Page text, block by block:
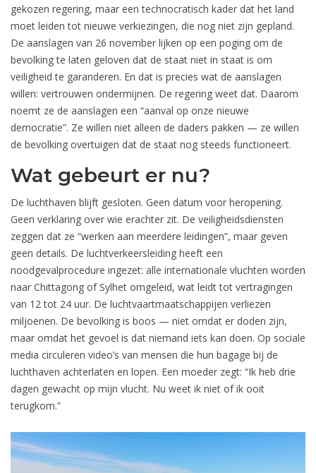
gekozen regering, maar een technocratisch kader dat het land
moet leiden tot nieuwe verkiezingen, die nog niet zijn gepland.
De aanslagen van 26 november lijken op een poging om de
bevolking te laten geloven dat de staat niet in staat is om
veiligheid te garanderen. En dat is precies wat de aanslagen
willen: vertrouwen ondermijnen. De regering weet dat. Daarom
noemt ze de aanslagen een “aanval op onze nieuwe
democratie”. Ze willen niet alleen de daders pakken — ze willen
de bevolking overtuigen dat de staat nog steeds functioneert.
Wat gebeurt er nu?
De luchthaven blijft gesloten. Geen datum voor heropening.
Geen verklaring over wie erachter zit. De veiligheidsdiensten
zeggen dat ze “werken aan meerdere leidingen”, maar geven
geen details. De luchtverkeersleiding heeft een
noodgevalprocedure ingezet: alle internationale vluchten worden
naar Chittagong of Sylhet omgeleid, wat leidt tot vertragingen
van 12 tot 24 uur. De luchtvaartmaatschappijen verliezen
miljoenen. De bevolking is boos — niet omdat er doden zijn,
maar omdat het gevoel is dat niemand iets kan doen. Op sociale
media circuleren video’s van mensen die hun bagage bij de
luchthaven achterlaten en lopen. Een moeder zegt: “Ik heb drie
dagen gewacht op mijn vlucht. Nu weet ik niet of ik ooit
terugkom.”